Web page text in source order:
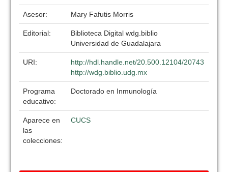
Asesor: Mary Fafutis Morris
Editorial:
Biblioteca Digital wdg.biblio
Universidad de Guadalajara
URI:
http://hdl.handle.net/20.500.12104/20743
http://wdg.biblio.udg.mx
Programa
educativo:
Doctorado en Inmunología
Aparece en
las
colecciones:
CUCS